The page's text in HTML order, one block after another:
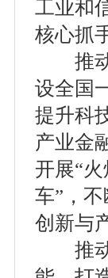
工业和
核心抓
推动“
设全国
提升科
产业金
开展“
车”，
创新与
推动